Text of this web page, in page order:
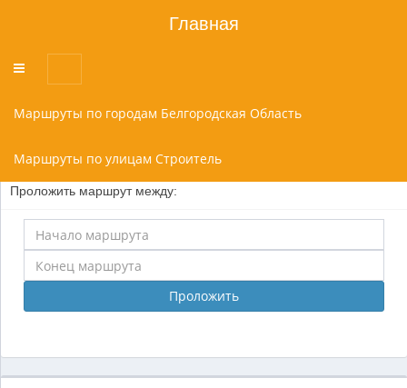
Главная
Переключатель
меню
Маршруты по городам Белгородская Область
Маршруты по улицам Строитель
Проложить маршрут между:
Проложить